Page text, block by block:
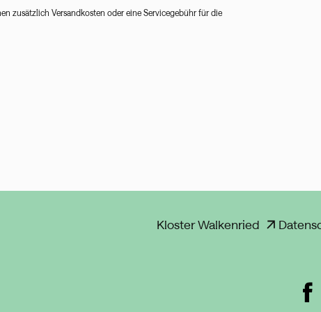
zusätzlich Versandkosten oder eine Servicegebühr für die
Kloster Walkenried